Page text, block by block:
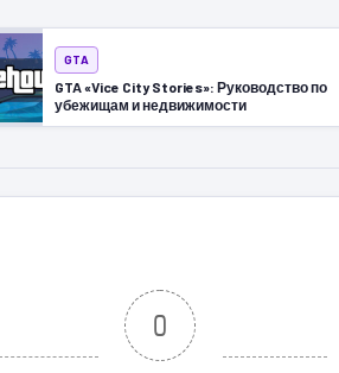
GTA
GTA «Vice City Stories»: Руководство по
убежищам и недвижимости
0